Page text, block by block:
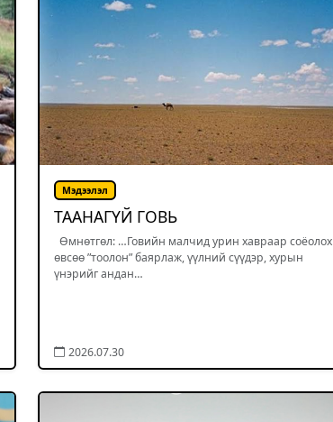
Мэдээлэл
ТААНАГҮЙ ГОВЬ
Өмнөтгөл: …Говийн малчид урин хавраар соёолох
өвсөө ”тоолон” баярлаж, үүлний сүүдэр, хурын
үнэрийг андан…
2026.07.30